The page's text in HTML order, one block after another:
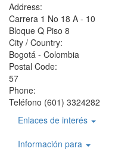
Address:
Carrera 1 No 18 A - 10
Bloque Q Piso 8
City / Country:
Bogotá - Colombia
Postal Code:
57
Phone:
Teléfono (601) 3324282
Enlaces de interés
Información para